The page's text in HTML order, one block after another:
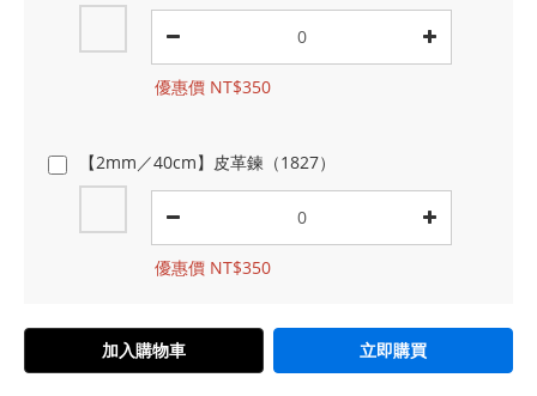
優惠價 NT$350
【2mm／40cm】皮革鍊（1827）
優惠價 NT$350
加入購物車 立即購買